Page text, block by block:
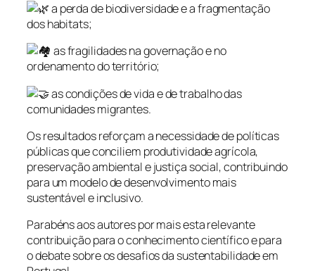
a perda de biodiversidade e a fragmentação
dos habitats;
as fragilidades na governação e no
ordenamento do território;
as condições de vida e de trabalho das
comunidades migrantes.
Os resultados reforçam a necessidade de políticas
públicas que conciliem produtividade agrícola,
preservação ambiental e justiça social, contribuindo
para um modelo de desenvolvimento mais
sustentável e inclusivo.
Parabéns aos autores por mais esta relevante
contribuição para o conhecimento científico e para
o debate sobre os desafios da sustentabilidade em